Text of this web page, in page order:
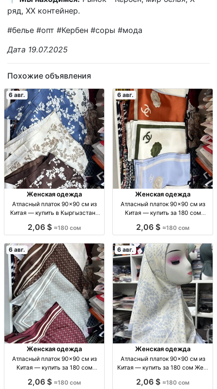
ряд, XX контейнер.
#белье #опт #Кербен #соры #мода
Дата 19.07.2025
Похожие объявления
6 авг.
Женская одежда
Атласный платок 90×90 см из
Китая — купить в Кыргызстане
пр-во Китай, Дордой
2,06 $ ≈180 сом
6 авг.
Женская одежда
Атласный платок 90×90 см из
Китая — купить за 180 сом
во Китай, цена 180 сом
2,06 $ ≈180 сом
6 авг.
Женская одежда
Атласный платок 90×90 см из
Китая — купить за 180 сом
см, Китай, 180 сом
2,06 $ ≈180 сом
6 авг.
Женская одежда
Атласный платок 90×90 см из
Китая — купить за 180 сом Жен.
Китай, 180 сом.
2,06 $ ≈180 сом